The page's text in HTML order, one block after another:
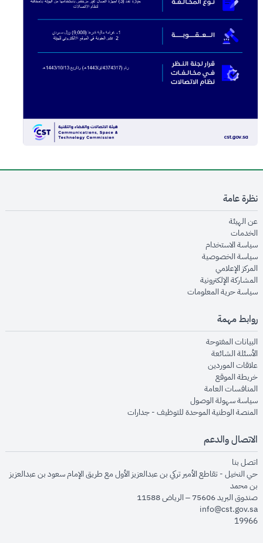
نظرة عامة
عن الهيئةopens in new window
الخدماتopens in new window
سياسة الاستخدام
سياسة الخصوصيةopens in new window
المركز الإعلاميopens in new window
المشاركة الإلكترونيةopens in new window
سياسة حرية المعلوماتopens in new window
روابط مهمة
البيانات المفتوحةopens in new window
الأسئلة الشائعةopens in new window
علاقات الموردينopens in new window
خريطة الموقعopens in new window
المنافسات العامةopens in new window
سياسة سهولة الوصولopens in new window
المنصة الوطنية الموحدة للتوظيف - جداراتopens in new window
الاتصال والدعم
اتصل بنا
حي النخيل - تقاطع الأمير تركي بن عبدالعزيز الأول مع طريق الإمام سعود بن عبدالعزيز
بن محمد
صندوق البريد 75606 – الرياض 11588
info@cst.gov.sa
19966